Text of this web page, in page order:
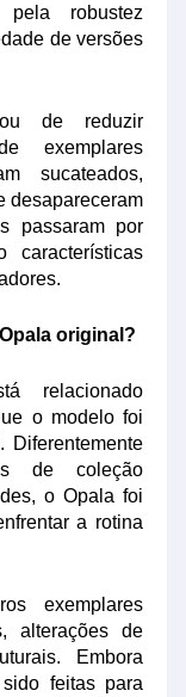
robustez
de versões
de reduzir
exemplares
sucateados,
desapareceram
passaram por
características
original?
relacionado
o modelo foi
de coleção
o Opala foi
a rotina
exemplares
alterações de
Embora
feitas para